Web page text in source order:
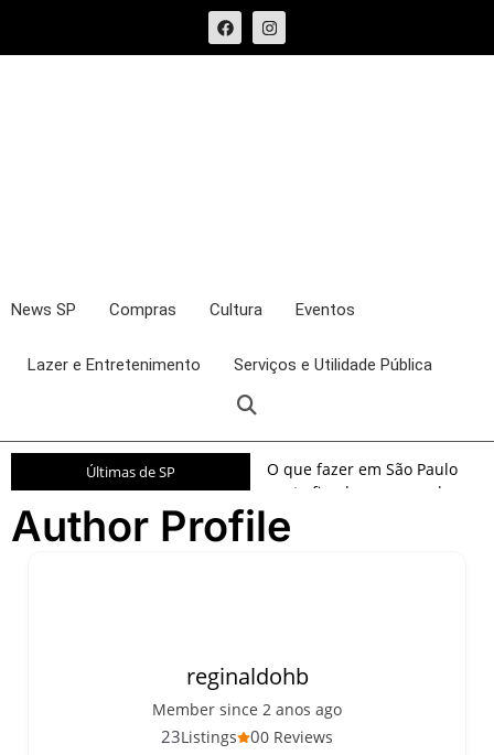
News SP Compras Cultura Eventos
Lazer e Entretenimento Serviços e Utilidade Pública
Últimas de SP
O que fazer em São Paulo
neste fim de semana: shows,
festivais, gastronomia e
atrações para o Dia dos Pais
transforma o Bixiga em um
pedaço da Itália durante
agosto de 2026
Author Profile
reginaldohb
Member since 2 anos ago
00 Reviews
23Listings